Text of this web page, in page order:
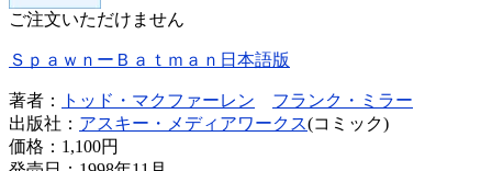
ご注文いただけません
ＳｐａｗｎーＢａｔｍａｎ日本語版
著者： トッド・マクファーレン
フランク・ミラー
出版社： アスキー・メディアワークス(コミック)
価格： 1,100円